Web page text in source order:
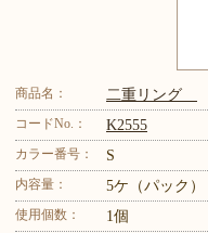
商品名： 二重リング
コードNo.： K2555
カラー番号： S
内容量： 5ケ（パック）
使用個数： 1個